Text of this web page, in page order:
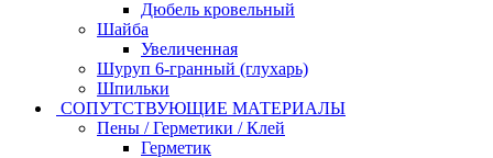
Дюбель кровельный
Шайба
Увеличенная
Шуруп 6-гранный (глухарь)
Шпильки
СОПУТСТВУЮЩИЕ МАТЕРИАЛЫ
Пены / Герметики / Клей
Герметик